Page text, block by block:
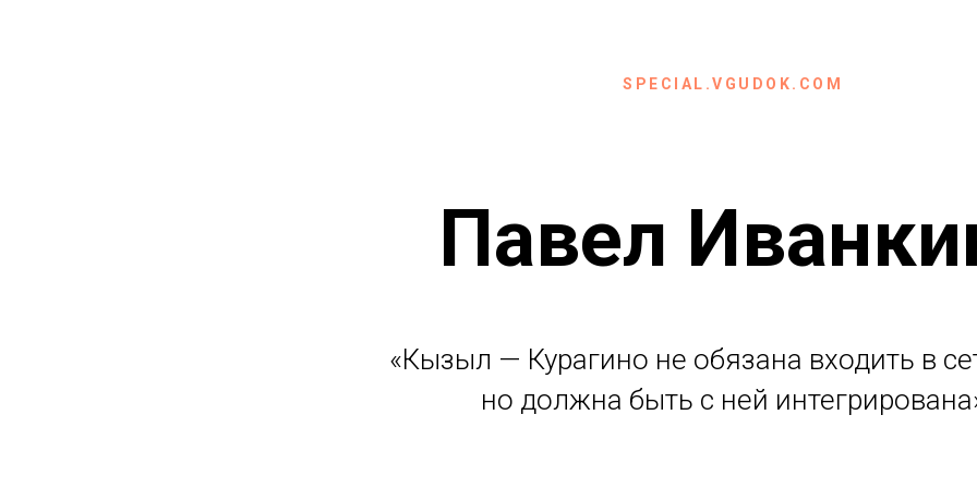
SPECIAL.VGUDOK.COM
Павел
«Кызыл — Курагино не обязана входить в
но должна быть с ней